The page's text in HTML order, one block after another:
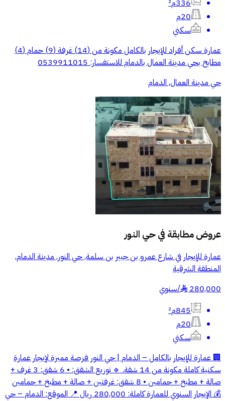
336م²
20م
سكني
عمارة سكن أفراد للإيجار بالكامل مكونة من (14) غرفة (9) حمام (4)
مطابخ بحي مدينة العمال بالدمام للاستفسار: 0539911015
حي مدينة العمال, الدمام
عروض مطابقة فيحي النور
عمارة للإيجار في شارع عمرو بن جبير بن سلمة, حي النور, مدينة الدمام,
المنطقة الشرقية
280,000
§
/سنوي
845م²
20م
سكني
🏢 عمارة للإيجار بالكامل – الدمام | حي النور فرصة مميزة لإيجار عمارة
سكنية كاملة مكونة من 14 شقة. 🔹 توزيع الشقق: • 6 شقق: 3 غرف +
صالة + مطبخ + حمامين • 8 شقق: غرفتين + صالة + مطبخ + حمامين
💰 الإيجار السنوي للعمارة كاملة: 280,000 ريال 📍 الموقع: الدمام – حي